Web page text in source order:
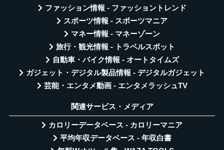
ファッション情報 - ファッショントレンド
スポーツ情報 - スポーツマニア
マネー情報 - マネーゾーン
旅行・観光情報 - トラベルスポット
自動車・バイク情報 - オートタイムズ
ガジェット・デジタル製品情報 - デジタルガジェット
芸能・エンタメ動画 - エンタメラッシュTV
関連サービス・メディア
カロリーデータベース - カロリーマニア
平均年収データベース - 年収白書